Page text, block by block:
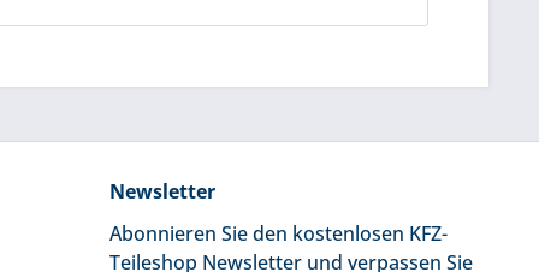
Newsletter
Abonnieren Sie den kostenlosen KFZ-
Teileshop Newsletter und verpassen Sie